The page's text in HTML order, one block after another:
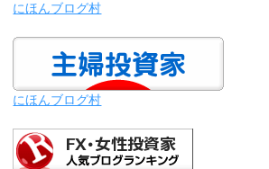
にほんブログ村
にほんブログ村